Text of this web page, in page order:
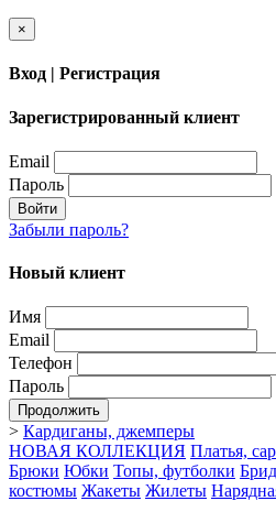
×
Вход | Регистрация
Зарегистрированный клиент
Email
Пароль
Войти
Забыли пароль?
Новый клиент
Имя
Email
Телефон
Пароль
Продолжить
> Кардиганы, джемперы
НОВАЯ КОЛЛЕКЦИЯ Платья,
Брюки Юбки Топы, футболки
костюмы Жакеты Жилеты